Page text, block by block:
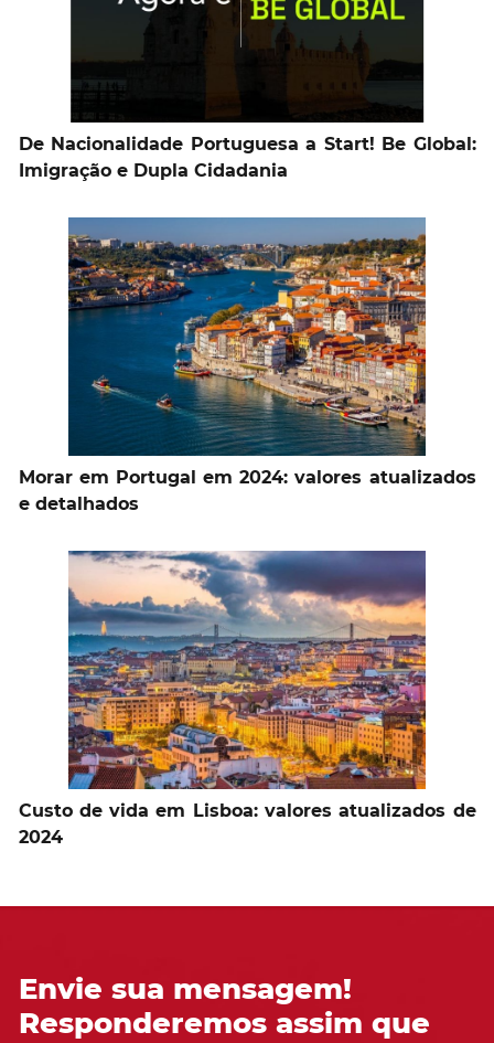
De Nacionalidade Portuguesa a Start! Be Global:
Imigração e Dupla Cidadania
Morar em Portugal em 2024: valores atualizados
e detalhados
Custo de vida em Lisboa: valores atualizados de
2024
Envie sua mensagem!
Responderemos assim que